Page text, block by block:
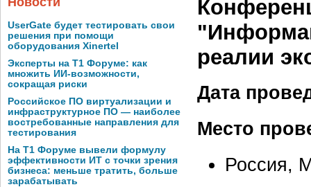
UserGate будет тестировать свои
решения при помощи
оборудования Xinertel
Эксперты на Т1 Форуме: как
множить ИИ-возможности,
сокращая риски
Российское ПО виртуализации и
инфраструктурное ПО — наиболее
востребованные направления для
тестирования
На Т1 Форуме вывели формулу
эффективности ИТ с точки зрения
бизнеса: меньше тратить, больше
зарабатывать
реалии
Дата
Место
Россия,